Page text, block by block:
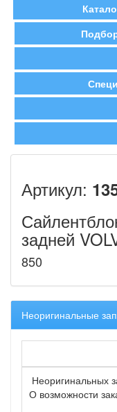
Артикул:
задней
850
Неоригинальные
Неоригинальных
О возможности